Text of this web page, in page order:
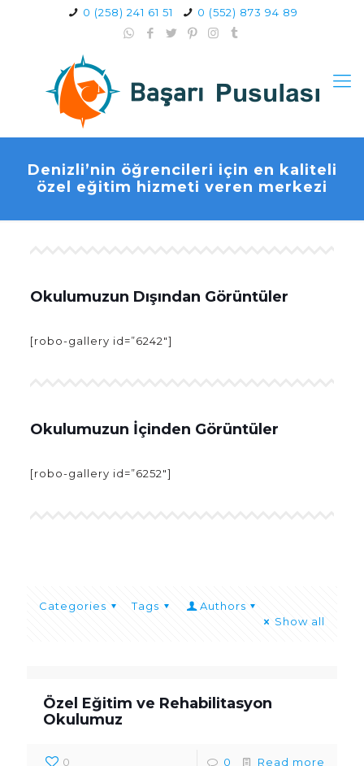
0 (258) 241 61 51 0 (552) 873 94 89
Denizli’nin öğrencileri için en kaliteli
özel eğitim hizmeti veren merkezi
Okulumuzun Dışından Görüntüler
[robo-gallery id=”6242″]
Okulumuzun İçinden Görüntüler
[robo-gallery id=”6252″]
Categories Tags
Authors
Show all
Özel Eğitim ve Rehabilitasyon
Okulumuz
0 0 Read more